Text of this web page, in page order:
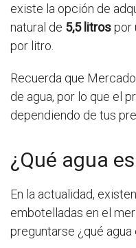
existe la opción de
natural de 5,5 litrospor
por litro.
Recuerda que
de agua, por lo que el
dependiendo de tus
¿Qué agua
En la actualidad,
embotelladas en el
preguntarse ¿qué agua